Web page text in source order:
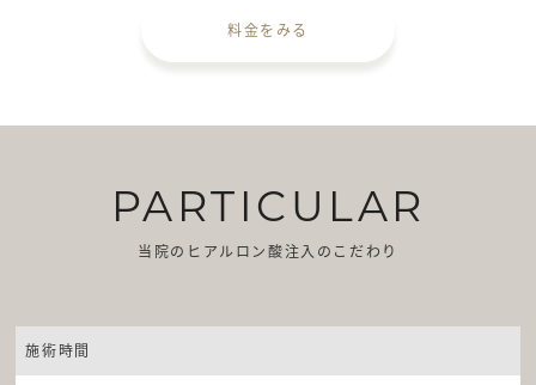
料金をみる
PARTICULAR
当院のヒアルロン酸注入のこだわり
施術時間